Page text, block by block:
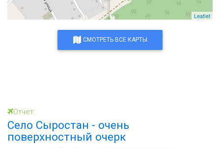
Leaflet
СМОТРЕТЬ ВСЕ КАРТЫ
Отчет
Село Сыростан - очень
поверхностный очерк